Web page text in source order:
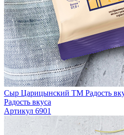
Сыр Царицынский TM Радость
Радость вкуса
Артикул 6901